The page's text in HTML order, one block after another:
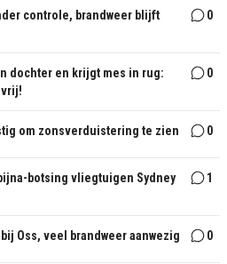
controle, brandweer blijft
0
dochter en krijgt mes in rug:
0
om zonsverduistering te zien 0
botsing vliegtuigen Sydney
1
Oss, veel brandweer aanwezig 0